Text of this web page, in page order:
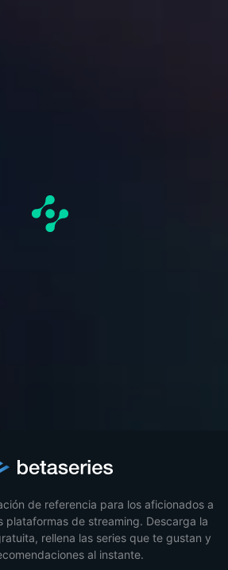
de referencia para los aficionados a
plataformas de streaming. Descarga la
rellena las series que te gustan y
al instante.